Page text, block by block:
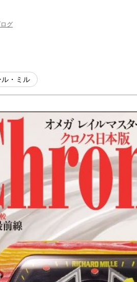
グ
ル・ミル